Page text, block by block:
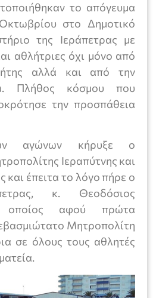
το απόγευμα
στο Δημοτικό
της Ιεράπετρας με
αθλήτριες όχι μόνο από
αλλά και από την
Πλήθος κόσμου που
την προσπάθεια
αγώνων κήρυξε ο
Ιεραπύτνης και
και έπειτα το λόγο πήρε ο
κ. Θεοδόσιος
οποίος αφού πρώτα
Μητροπολίτη
σε όλους τους αθλητές